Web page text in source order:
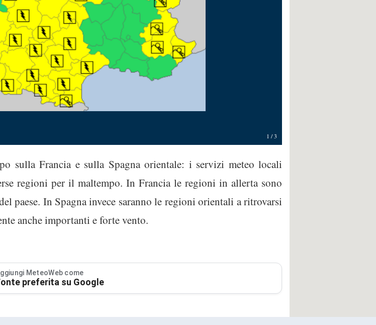
1 /3
sulla Francia e sulla Spagna orientale: i servizi meteo locali
regioni per il maltempo. In Francia le regioni in allerta sono
paese. In Spagna invece saranno le regioni orientali a ritrovarsi
anche importanti e forte vento.
MeteoWeb come
preferita su Google